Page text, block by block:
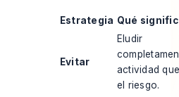
Estrategia Qué
Evitar
Eludir
actividad
el riesgo.